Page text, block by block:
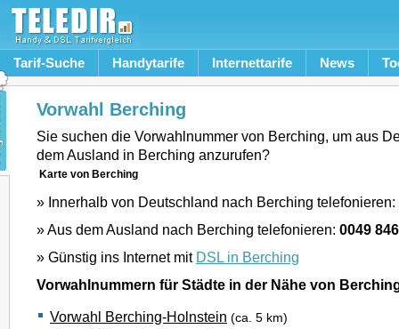
Tarif-Suche Handytarife Internettarife News
Vorwahl Berching
Sie suchen die Vorwahlnummer von Berching, um aus
dem Ausland in Berching anzurufen?
Karte von Berching
» Innerhalb von Deutschland nach Berching telefonieren:
» Aus dem Ausland nach Berching telefonieren: 0049
» Günstig ins Internet mit DSL in Berching
Vorwahlnummern für Städte in der Nähe von
Vorwahl Berching-Holnstein (ca. 5 km)